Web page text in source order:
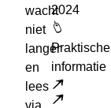
wacht
niet
langer
en
lees
2024
Praktische
informatie
Lees meer